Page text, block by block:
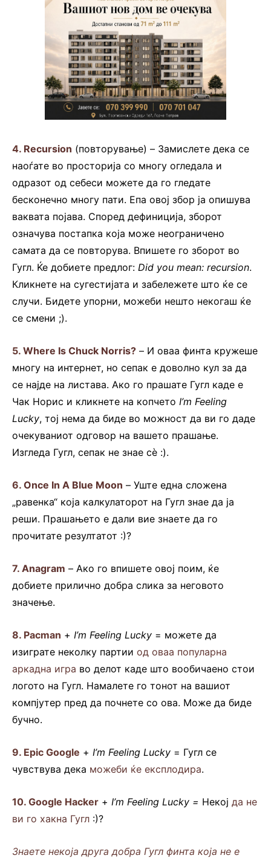
4. Recursion (повторување) – Замислете дека се
наоѓате во просторија со многу огледала и
одразот од себеси можете да го гледате
бесконечно многу пати. Епа овој збор ја опишува
ваквата појава. Според дефиниција, зборот
означува постапка која може неограничено
самата да се повторува. Впишете го зборот во
Гугл. Ќе добиете предлог: Did you mean: recursion.
Кликнете на сугестијата и забележете што ќе се
случи. Бидете упорни, можеби нешто некогаш ќе
се смени ;).
5. Where Is Chuck Norris? – И оваа финта кружеше
многу на интернет, но сепак е доволно кул за да
се најде на листава. Ако го прашате Гугл каде е
Чак Норис и кликнете на копчето I’m Feeling
Lucky, тој нема да биде во можност да ви го даде
очекуваниот одговор на вашето прашање.
Изгледа Гугл, сепак не знае сè :).
6. Once In A Blue Moon – Уште една сложена
„равенка“ која калкулаторот на Гугл знае да ја
реши. Прашањето е дали вие знаете да го
прочитате резултатот :)?
7. Anagram – Ако го впишете овој поим, ќе
добиете прилично добра слика за неговото
значење.
8. Pacman + I’m Feeling Lucky = можете да
изиграте неколку партии од оваа популарна
аркадна игра во делот каде што вообичаено стои
логото на Гугл. Намалете го тонот на вашиот
компјутер пред да почнете со ова. Може да биде
бучно.
9. Epic Google + I’m Feeling Lucky = Гугл се
чувствува дека можеби ќе експлодира.
10. Google Hacker + I’m Feeling Lucky = Некој да не
ви го хакна Гугл :)?
Знаете некоја друга добра Гугл финта која не е